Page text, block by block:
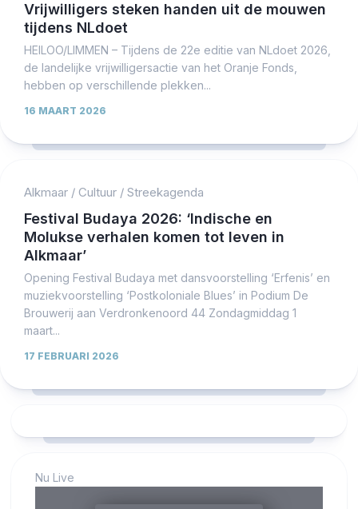
Vrijwilligers steken handen uit de mouwen
tijdens NLdoet
HEILOO/LIMMEN – Tijdens de 22e editie van NLdoet 2026,
de landelijke vrijwilligersactie van het Oranje Fonds,
hebben op verschillende plekken...
16 MAART 2026
Alkmaar / Cultuur / Streekagenda
Festival Budaya 2026: ‘Indische en
Molukse verhalen komen tot leven in
Alkmaar’
Opening Festival Budaya met dansvoorstelling ‘Erfenis’ en
muziekvoorstelling ‘Postkoloniale Blues’ in Podium De
Brouwerij aan Verdronkenoord 44 Zondagmiddag 1
maart...
17 FEBRUARI 2026
Nu Live